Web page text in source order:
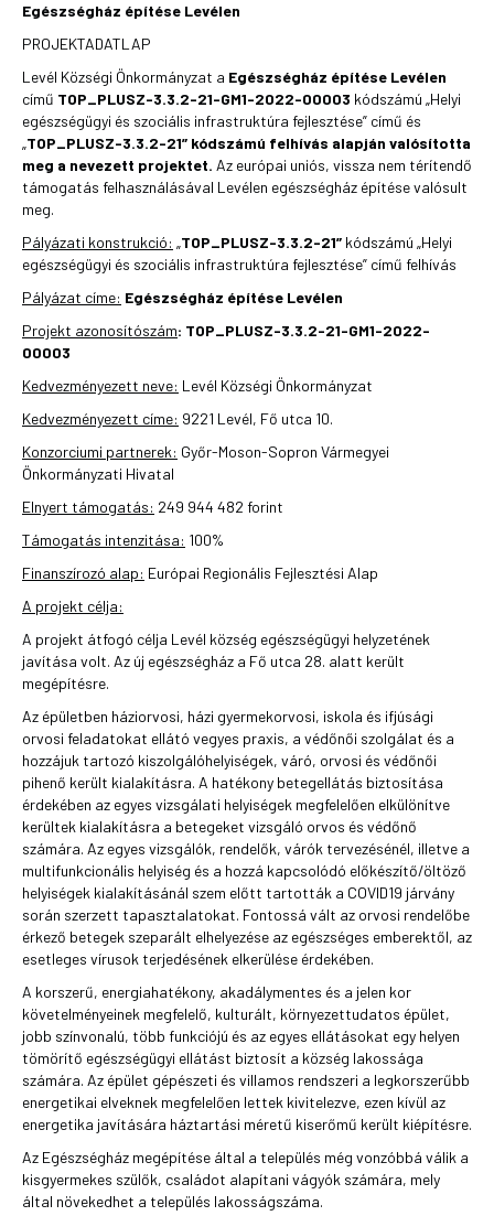
Egészségház építése Levélen
PROJEKTADATLAP
Levél Községi Önkormányzat a Egészségház építése Levélen
című TOP_PLUSZ-3.3.2-21-GM1-2022-00003 kódszámú „Helyi
egészségügyi és szociális infrastruktúra fejlesztése” című és
„TOP_PLUSZ-3.3.2-21” kódszámú felhívás alapján valósította
meg a nevezett projektet. Az európai uniós, vissza nem térítendő
támogatás felhasználásával Levélen egészségház építése valósult
meg.
Pályázati konstrukció: „TOP_PLUSZ-3.3.2-21” kódszámú „Helyi
egészségügyi és szociális infrastruktúra fejlesztése” című felhívás
Pályázat címe: Egészségház építése Levélen
Projekt azonosítószám: TOP_PLUSZ-3.3.2-21-GM1-2022-
00003
Kedvezményezett neve: Levél Községi Önkormányzat
Kedvezményezett címe: 9221 Levél, Fő utca 10.
Konzorciumi partnerek: Győr-Moson-Sopron Vármegyei
Önkormányzati Hivatal
Elnyert támogatás: 249 944 482 forint
Támogatás intenzitása: 100%
Finanszírozó alap: Európai Regionális Fejlesztési Alap
A projekt célja:
A projekt átfogó célja Levél község egészségügyi helyzetének
javítása volt. Az új egészségház a Fő utca 28. alatt került
megépítésre.
Az épületben háziorvosi, házi gyermekorvosi, iskola és ifjúsági
orvosi feladatokat ellátó vegyes praxis, a védőnői szolgálat és a
hozzájuk tartozó kiszolgálóhelyiségek, váró, orvosi és védőnői
pihenő került kialakításra. A hatékony betegellátás biztosítása
érdekében az egyes vizsgálati helyiségek megfelelően elkülönítve
kerültek kialakításra a betegeket vizsgáló orvos és védőnő
számára. Az egyes vizsgálók, rendelők, várók tervezésénél, illetve a
multifunkcionális helyiség és a hozzá kapcsolódó előkészítő/öltöző
helyiségek kialakításánál szem előtt tartották a COVID19 járvány
során szerzett tapasztalatokat. Fontossá vált az orvosi rendelőbe
érkező betegek szeparált elhelyezése az egészséges emberektől, az
esetleges vírusok terjedésének elkerülése érdekében.
A korszerű, energiahatékony, akadálymentes és a jelen kor
követelményeinek megfelelő, kulturált, környezettudatos épület,
jobb színvonalú, több funkciójú és az egyes ellátásokat egy helyen
tömörítő egészségügyi ellátást biztosít a község lakossága
számára. Az épület gépészeti és villamos rendszeri a legkorszerűbb
energetikai elveknek megfelelően lettek kivitelezve, ezen kívül az
energetika javítására háztartási méretű kiserőmű került kiépítésre.
Az Egészségház megépítése által a település még vonzóbbá válik a
kisgyermekes szülők, családot alapítani vágyók számára, mely
által növekedhet a település lakosságszáma.